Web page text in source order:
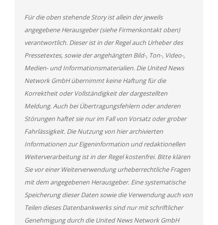
Für die oben stehende Story ist allein der jeweils
angegebene Herausgeber (siehe Firmenkontakt oben)
verantwortlich. Dieser ist in der Regel auch Urheber des
Pressetextes, sowie der angehängten Bild-, Ton-, Video-,
Medien- und Informationsmaterialien. Die United News
Network GmbH übernimmt keine Haftung für die
Korrektheit oder Vollständigkeit der dargestellten
Meldung. Auch bei Übertragungsfehlern oder anderen
Störungen haftet sie nur im Fall von Vorsatz oder grober
Fahrlässigkeit. Die Nutzung von hier archivierten
Informationen zur Eigeninformation und redaktionellen
Weiterverarbeitung ist in der Regel kostenfrei. Bitte klären
Sie vor einer Weiterverwendung urheberrechtliche Fragen
mit dem angegebenen Herausgeber. Eine systematische
Speicherung dieser Daten sowie die Verwendung auch von
Teilen dieses Datenbankwerks sind nur mit schriftlicher
Genehmigung durch die United News Network GmbH